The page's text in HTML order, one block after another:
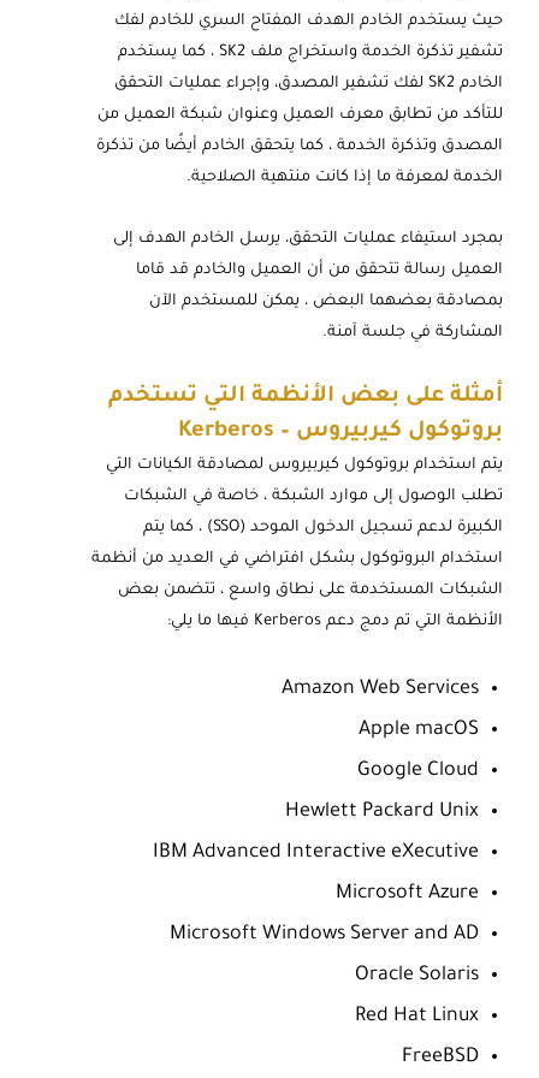
حيث يستخدم الخادم الهدف المفتاح السري للخادم لفك
تشفير تذكرة الخدمة واستخراج ملف SK2 ، كما يستخدم
الخادم SK2 لفك تشفير المصدق، وإجراء عمليات التحقق
للتأكد من تطابق معرف العميل وعنوان شبكة العميل من
المصدق وتذكرة الخدمة ، كما يتحقق الخادم أيضًا من تذكرة
الخدمة لمعرفة ما إذا كانت منتهية الصلاحية.
بمجرد استيفاء عمليات التحقق، يرسل الخادم الهدف إلى
العميل رسالة تتحقق من أن العميل والخادم قد قاما
بمصادقة بعضهما البعض ، يمكن للمستخدم الآن
المشاركة في جلسة آمنة.
أمثلة على بعض الأنظمة التي تستخدم
بروتوكول كيربيروس – Kerberos
يتم استخدام بروتوكول كيربيروس لمصادقة الكيانات التي
تطلب الوصول إلى موارد الشبكة ، خاصة في الشبكات
الكبيرة لدعم تسجيل الدخول الموحد (SSO) ، كما يتم
استخدام البروتوكول بشكل افتراضي في العديد من أنظمة
الشبكات المستخدمة على نطاق واسع ، تتضمن بعض
الأنظمة التي تم دمج دعم Kerberos فيها ما يلي:
Amazon Web Services
Apple macOS
Google Cloud
Hewlett Packard Unix
IBM Advanced Interactive eXecutive
Microsoft Azure
Microsoft Windows Server and AD
Oracle Solaris
Red Hat Linux
FreeBSD